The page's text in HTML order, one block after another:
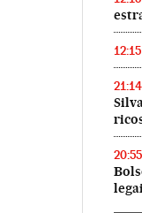
12:15
21:14
20:55